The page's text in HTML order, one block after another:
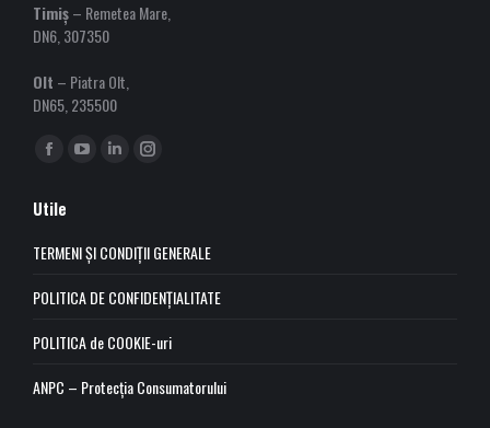
Timiș– Remetea Mare,
DN6, 307350
Olt – Piatra Olt,
DN65, 235500
Find us on:
Facebook
opens
in
window
YouTube
in
window
Linkedin
in
window
Instagram
in
window
Utile
TERMENI ȘI CONDIȚII GENERALE
POLITICA DE CONFIDENȚIALITATE
POLITICA de COOKIE-uri
ANPC – Protecția Consumatorului